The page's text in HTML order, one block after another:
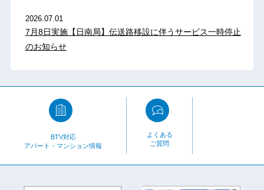
2026.07.01
7月8日実施【日南局】伝送路移設に伴うサービス一時停止
のお知らせ
BTV対応
アパート・マンション情報
よくある
ご質問